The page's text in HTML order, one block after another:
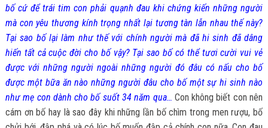
bố cứ để trái tim con phải quạnh đau khi chứng kiến những người
mà con yêu thương kính trọng nhất lại tương tàn lẫn nhau thế này?
Tại sao bố lại làm như thế với chính người mà đã hi sinh đã dâng
hiến tất cả cuộc đời cho bố vậy? Tại sao bố có thể tươi cười vui vẻ
được với những người ngoài những người đó đâu có nấu cho bố
được một bữa ăn nào những người đâu cho bố một sự hi sinh nào
như mẹ con dành cho bố suốt 34 năm qua… Con không biết con nên
cám ơn bố hay là sao đây khi những lần bố chìm trong men rượu, bố